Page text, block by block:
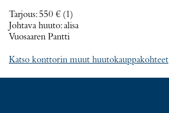
Tarjous: 550 € (1)
Johtava huuto:alisa
Vuosaaren Pantti
Katso konttorin muut huutokauppakohteet